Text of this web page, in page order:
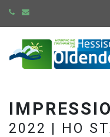
2022 | HO